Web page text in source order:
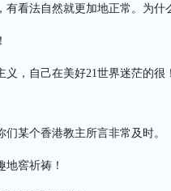
有看法自然就更加地正常。为
义，自己在美好21世界迷茫的
们某个香港教主所言非常及时。
地窖祈祷！